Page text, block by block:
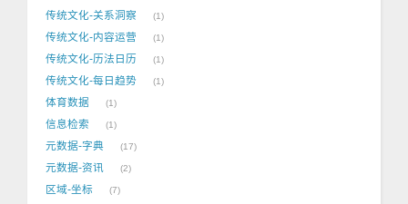
传统文化-关系洞察 1
传统文化-内容运营 1
传统文化-历法日历 1
传统文化-每日趋势 1
体育数据 1
信息检索 1
元数据-字典 17
元数据-资讯 2
区域-坐标 7